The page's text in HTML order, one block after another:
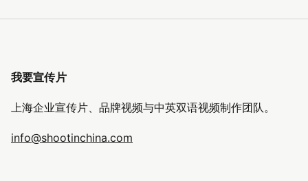
我要宣传片
上海企业宣传片、品牌视频与中英双语视频制作团队。
info@shootinchina.com